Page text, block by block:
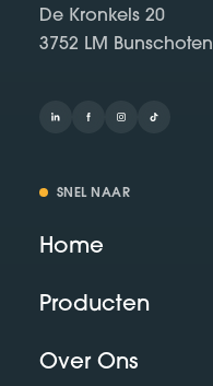
De Kronkels 20
3752 LM Bunschoten
SNEL NAAR
Home
Producten
Over Ons